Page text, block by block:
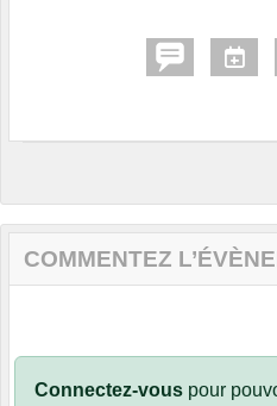
COMMENTEZ
Connectez-vous pour